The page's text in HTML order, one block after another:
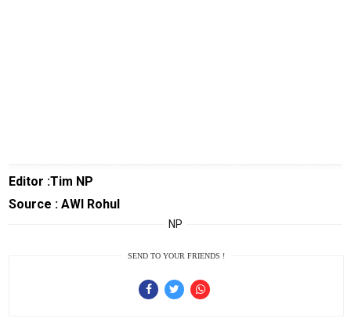
Editor :Tim NP
Source : AWI Rohul
NP
SEND TO YOUR FRIENDS !
SourceCode
Otomotif